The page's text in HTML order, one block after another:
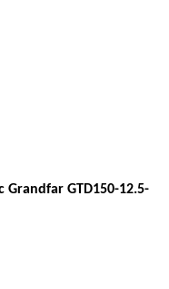
GTD150-12.5-